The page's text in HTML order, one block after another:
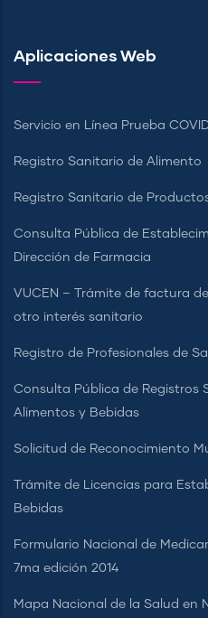
Aplicaciones Web
Servicio en Línea Prueba
Registro Sanitario de Alimento
Registro Sanitario de
Consulta Pública de
Dirección de Farmacia
VUCEN – Trámite de factura
otro interés sanitario
Registro de Profesionales de
Consulta Pública de Registros
Alimentos y Bebidas
Solicitud de Reconocimiento
Trámite de Licencias para
Bebidas
Formulario Nacional de
7ma edición 2014
Mapa Nacional de la Salud en